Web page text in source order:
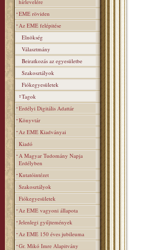
hírlevelére
EME röviden
Az EME felépitése
Elnökség
Választmány
Beiratkozás az egyesületbe
Szakosztályok
Fiókegyesületek
Tagok
Erdélyi Digitális Adattár
Könyvtár
Az EME Kiadványai
Kiadó
A Magyar Tudomány Napja
Erdélyben
Kutatóintézet
Szakosztályok
Fiókegyesületek
Az EME vagyoni állapota
Jelenlegi gyűjtemények
Az EME 150 éves jubileuma
Gr. Mikó Imre Alapitvány